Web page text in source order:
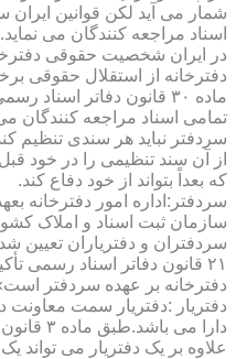
شمار می آید لکن قوانین
اسناد مراجعه کنندگان می نماید.
در ایران شخصیت حقوقی
دفترخانه از استقلال حقوقی
ماده ۳۰ قانون دفاتر
تمامی اسناد مراجعه کنندگان
سردفتر نباید هر سندی تنظیم
از آن سند تنظیمی را در خود
که بعداً بتواند از خود دفاع کند.
سردفتر:اداره امور دفترخانه
سازمان ثبت اسناد و املاک
سردفتران و دفتریاران تعیین
۲۱ قانون دفاتر اسناد رسمی
دفترخانه بر عهده سردفتر
دفتریار :دفتریار سمت معاونت
دارا می
علاوه بر یک دفتریار می تواند